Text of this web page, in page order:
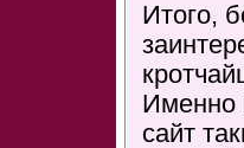
Итого,
Именно
сайт